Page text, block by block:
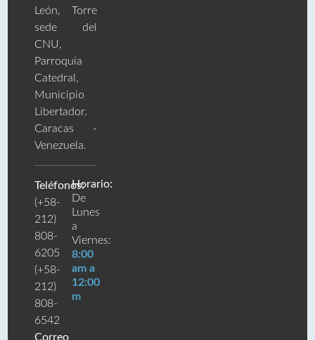
León, Torre
sede del
CNU,
Parroquia
Catedral,
Municipio
Libertador.
Caracas -
Venezuela.
Teléfonos:
(+58-
212)
808-
6205
(+58-
212)
808-
6542
Correo
Horario:
De
Lunes
a
Viernes:
8:00
am a
12:00
m